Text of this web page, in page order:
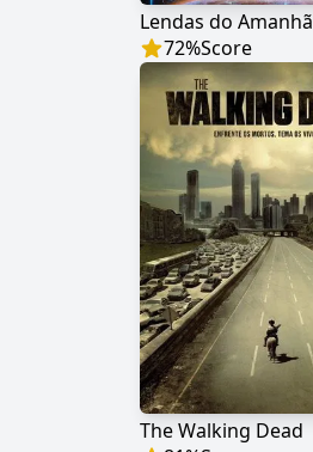
Lendas do Amanhã
72%Score
The Walking Dead